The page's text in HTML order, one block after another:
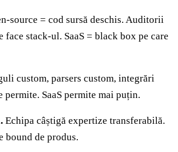
source = cod sursă deschis. Auditorii
stack-ul. SaaS = black box pe care
custom, parsers custom, integrări
permite. SaaS permite mai puțin.
Echipa câștigă expertize transferabilă.
bound de produs.